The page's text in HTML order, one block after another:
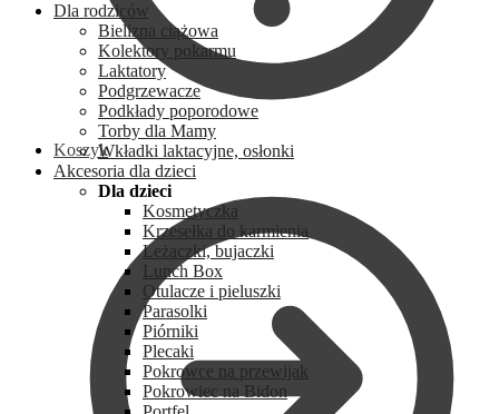
Koszyk
Dla rodziców
Bielizna ciążowa
Kolektory pokarmu
Laktatory
Podgrzewacze
Podkłady poporodowe
Torby dla Mamy
Wkładki laktacyjne, osłonki
Akcesoria dla dzieci
Dla dzieci
Kosmetyczka
Krzesełka do karmienia
Leżaczki, bujaczki
Lunch Box
Otulacze i pieluszki
Parasolki
Piórniki
Plecaki
Pokrowce na przewijak
Pokrowiec na Bidon